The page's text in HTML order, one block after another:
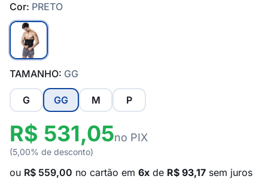
Cor: PRETO
TAMANHO: GG
G GG M P
R$ 531,05no PIX
(5,00% de desconto)
ou R$ 559,00 no cartão em 6x de R$ 93,17 sem juros